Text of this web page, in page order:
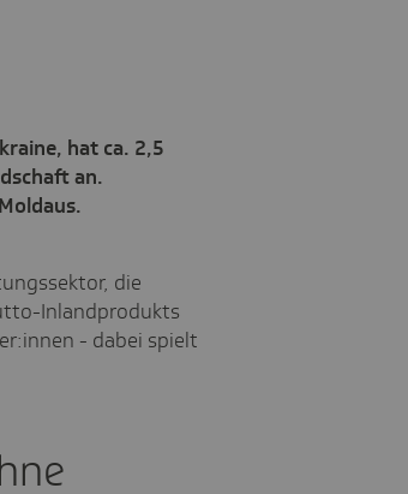
hat ca. 2,5
an.
die
Inlandprodukts
- dabei spielt